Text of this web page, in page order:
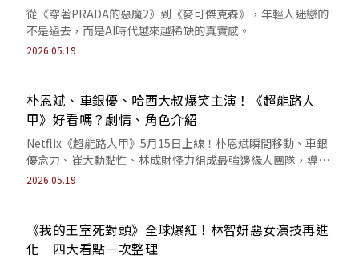
從《穿著PRADA的惡魔2》到《麥可傑克森》，年輕人迷戀的
不是過去，而是AI時代越來越稀缺的真實感。
2026.05.19
朴恩斌、車銀優、哈西大叔爆笑主演！《超能路人
甲》好看嗎？劇情、角色介紹
Netflix《超能路人甲》5月15日上線！朴恩斌瞬間移動、車銀
優念力、崔大勳黏性、林成財怪力組成最強邊緣人團隊，導演
幕後訪談、劇情卡司看點懶人包。
2026.05.19
《我的王室死對頭》全球爆紅！林智妍惡女演技再進
化 四大看點一次整理